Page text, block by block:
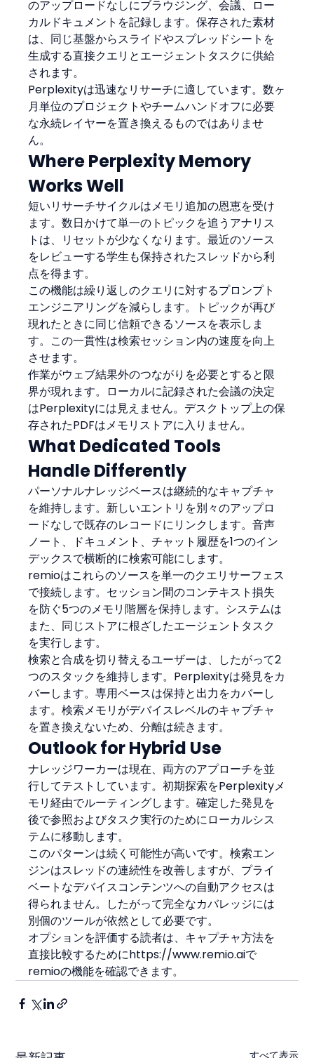
のアップロードなしにブラウジング、会議、ロー
カルドキュメントを記録します。保存された素材
は、同じ基盤からスライドやスプレッドシートを
生成する直接クエリとエージェントタスクに供給
されます。
Perplexityは迅速なリサーチに適しています。数ヶ
月単位のプロジェクトやチームハンドオフに必要
な永続レイヤーを置き換えるものではありませ
ん。
Where Perplexity Memory
Works Well
短いリサーチサイクルはメモリ追加の恩恵を受け
ます。数日かけて単一のトピックを追うアナリス
トは、リセットが少なくなります。最近のソース
をレビューする学生も保持されたスレッドから利
点を得ます。
この機能は繰り返しのクエリに対するプロンプト
エンジニアリングを減らします。トピックが再び
現れたときに同じ信頼できるソースを表示しま
す。この一貫性は検索セッション内の速度を向上
させます。
作業がウェブ結果外のつながりを必要とすると限
界が現れます。ローカルに記録された会議の決定
はPerplexityには見えません。デスクトップ上の保
存されたPDFはメモリストアに入りません。
What Dedicated Tools
Handle Differently
パーソナルナレッジベースは継続的なキャプチャ
を維持します。新しいエントリを別々のアップロ
ードなしで既存のレコードにリンクします。音声
ノート、ドキュメント、チャット履歴を1つのイン
デックスで横断的に検索可能にします。
remioはこれらのソースを単一のクエリサーフェス
で接続します。セッション間のコンテキスト損失
を防ぐ5つのメモリ階層を保持します。システムは
また、同じストアに根ざしたエージェントタスク
を実行します。
検索と合成を切り替えるユーザーは、したがって2
つのスタックを維持します。Perplexityは発見をカ
バーします。専用ベースは保持と出力をカバーし
ます。検索メモリがデバイスレベルのキャプチャ
を置き換えないため、分離は続きます。
Outlook for Hybrid Use
ナレッジワーカーは現在、両方のアプローチを並
行してテストしています。初期探索をPerplexityメ
モリ経由でルーティングします。確定した発見を
後で参照およびタスク実行のためにローカルシス
テムに移動します。
このパターンは続く可能性が高いです。検索エン
ジンはスレッドの連続性を改善しますが、プライ
ベートなデバイスコンテンツへの自動アクセスは
得られません。したがって完全なカバレッジには
別個のツールが依然として必要です。
オプションを評価する読者は、キャプチャ方法を
直接比較するためにhttps://www.remio.aiで
remioの機能を確認できます。
すべて表示